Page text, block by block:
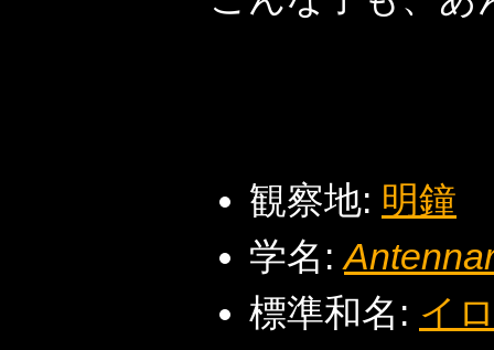
観察地: 明鐘
学名:
標準和名: イ